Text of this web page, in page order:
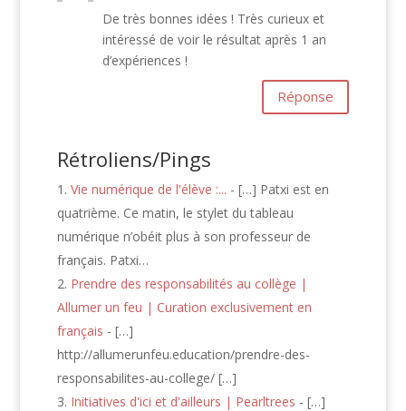
De très bonnes idées ! Très curieux et
intéressé de voir le résultat après 1 an
d’expériences !
Réponse
Rétroliens/Pings
Vie numérique de l'élève :... - […] Patxi est en
quatrième. Ce matin, le stylet du tableau
numérique n’obéit plus à son professeur de
français. Patxi…
Prendre des responsabilités au collège |
Allumer un feu | Curation exclusivement en
français - […]
http://allumerunfeu.education/prendre-des-
responsabilites-au-college/ […]
Initiatives d'ici et d'ailleurs | Pearltrees - […]